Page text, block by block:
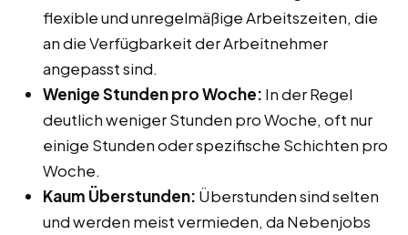
flexible und unregelmäßige Arbeitszeiten, die
an die Verfügbarkeit der Arbeitnehmer
angepasst sind.
Wenige Stunden pro Woche: In der Regel
deutlich weniger Stunden pro Woche, oft nur
einige Stunden oder spezifische Schichten pro
Woche.
Kaum Überstunden: Überstunden sind selten
und werden meist vermieden, da Nebenjobs